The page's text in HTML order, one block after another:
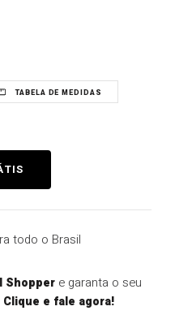
todo o Brasil
Shoppere garanta o seu
Clique e fale agora!